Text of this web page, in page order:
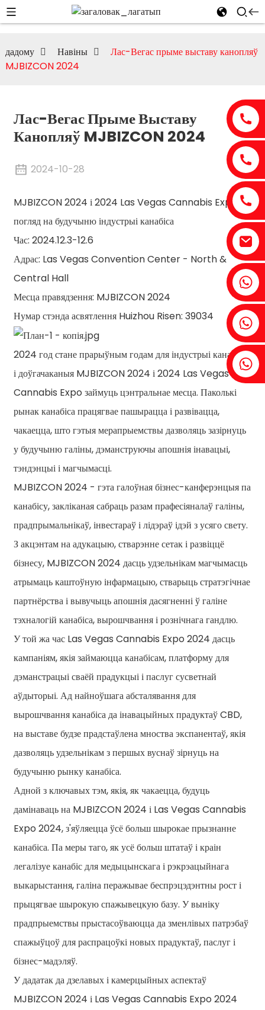
Айві: +86 18607522355
Тобін: +86 18818667168
дадому Навіны
Лас-Вегас прыме выставу канопляў
MJBIZCON 2024
Лас-Вегас Прыме Выставу
Канопляў MJBIZCON 2024
2024-10-28
MJBIZCON 2024 і 2024 Las Vegas Cannabis Expo:
погляд на будучыню індустрыі канабіса
Час: 2024.12.3-12.6
Адрас: Las Vegas Convention Center - North &
Central Hall
Месца правядзення: MJBIZCON 2024
Нумар стэнда асвятлення Huizhou Risen: 39034
2024 год стане прарыўным годам для індустрыі канабіса,
і доўгачаканыя MJBIZCON 2024 і 2024 Las Vegas
Cannabis Expo займуць цэнтральнае месца. Паколькі
рынак канабіса працягвае пашырацца і развівацца,
чакаецца, што гэтыя мерапрыемствы дазволяць зазірнуць
у будучыню галіны, дэманструючы апошнія інавацыі,
тэндэнцыі і магчымасці.
MJBIZCON 2024 - гэта галоўная бізнес-канферэнцыя па
канабісу, закліканая сабраць разам прафесіяналаў галіны,
прадпрымальнікаў, інвестараў і лідэраў ідэй з усяго свету.
З акцэнтам на адукацыю, стварэнне сетак і развіццё
бізнесу, MJBIZCON 2024 дасць удзельнікам магчымасць
атрымаць каштоўную інфармацыю, стварыць стратэгічнае
партнёрства і вывучыць апошнія дасягненні ў галіне
тэхналогій канабіса, вырошчвання і рознічнага гандлю.
У той жа час Las Vegas Cannabis Expo 2024 дасць
кампаніям, якія займаюцца канабісам, платформу для
дэманстрацыі сваёй прадукцыі і паслуг сусветнай
аўдыторыі. Ад найноўшага абсталявання для
вырошчвання канабіса да інавацыйных прадуктаў CBD,
на выставе будзе прадстаўлена мноства экспанентаў, якія
дазволяць удзельнікам з першых вуснаў зірнуць на
будучыню рынку канабіса.
Адной з ключавых тэм, якія, як чакаецца, будуць
дамінаваць на MJBIZCON 2024 і Las Vegas Cannabis
Expo 2024, з'яўляецца ўсё больш шырокае прызнанне
канабіса. Па меры таго, як усё больш штатаў і краін
легалізуе канабіс для медыцынскага і рэкрэацыйнага
выкарыстання, галіна перажывае беспрэцэдэнтны рост і
прыцягвае шырокую спажывецкую базу. У выніку
прадпрыемствы прыстасоўваюцца да зменлівых патрэбаў
спажыўцоў для распрацоўкі новых прадуктаў, паслуг і
бізнес-мадэляў.
У дадатак да дзелавых і камерцыйных аспектаў
MJBIZCON 2024 і Las Vegas Cannabis Expo 2024